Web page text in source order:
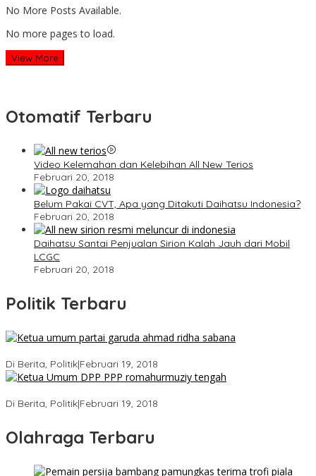
No More Posts Available.
No more pages to load.
View More
Otomatif Terbaru
Video Kelemahan dan Kelebihan All New Terios
Februari 20, 2018
Belum Pakai CVT, Apa yang Ditakuti Daihatsu Indonesia?
Februari 20, 2018
Daihatsu Santai Penjualan Sirion Kalah Jauh dari Mobil
LCGC
Februari 20, 2018
Politik Terbaru
Di Berita, Politik|Februari 19, 2018
Di Berita, Politik|Februari 19, 2018
Olahraga Terbaru